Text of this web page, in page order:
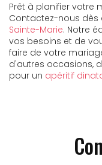
Prêt à planifier votre
Contactez-nous dès
Sainte-Marie. Notre
vos besoins et de
faire de votre
d'autres occasions,
pour un apéritif